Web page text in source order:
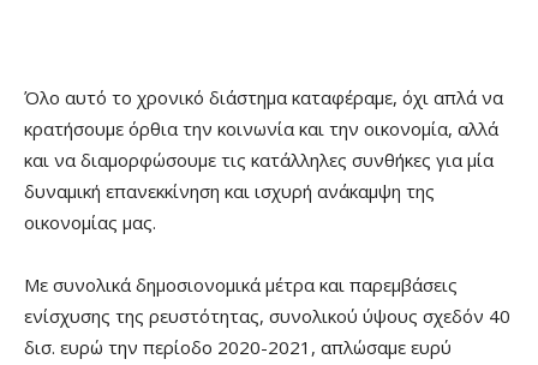
Όλο αυτό το χρονικό διάστημα καταφέραμε, όχι απλά να
κρατήσουμε όρθια την κοινωνία και την οικονομία, αλλά
και να διαμορφώσουμε τις κατάλληλες συνθήκες για μία
δυναμική επανεκκίνηση και ισχυρή ανάκαμψη της
οικονομίας μας.
Με συνολικά δημοσιονομικά μέτρα και παρεμβάσεις
ενίσχυσης της ρευστότητας, συνολικού ύψους σχεδόν 40
δισ. ευρώ την περίοδο 2020-2021, απλώσαμε ευρύ